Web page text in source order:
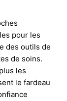
pour les
des outils de
de soins.
les
le fardeau